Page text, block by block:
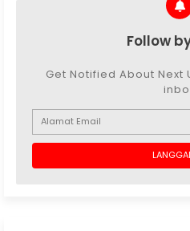
Follow
Get Notified About Next